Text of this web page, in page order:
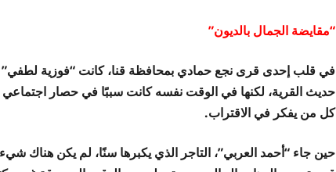
“مقايضة الجمال بالديون”
في قلب إحدى قرى نجع حمادي بمحافظة قنا، كانت “فوزية لطفي”
حديث القرية، لكنها في الوقت نفسه كانت سببًا في حصار اجتماعي
كل من يفكر في الاقتراب.
حين جاء “أحمد العربي”، التاجر الذي يكبرها سنًا، لم يكن